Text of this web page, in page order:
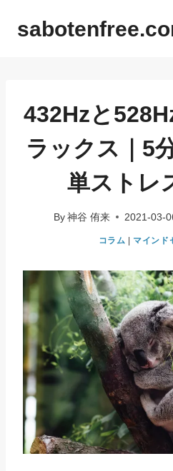
432Hzと
ラックス｜5
単ストレ
By 神谷 侑来 2021-03-
コラム マインド